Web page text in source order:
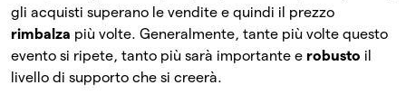
gli acquisti superano le vendite e quindi il prezzo
rimbalza più volte. Generalmente, tante più volte questo
evento si ripete, tanto più sarà importante e robusto il
livello di supporto che si creerà.